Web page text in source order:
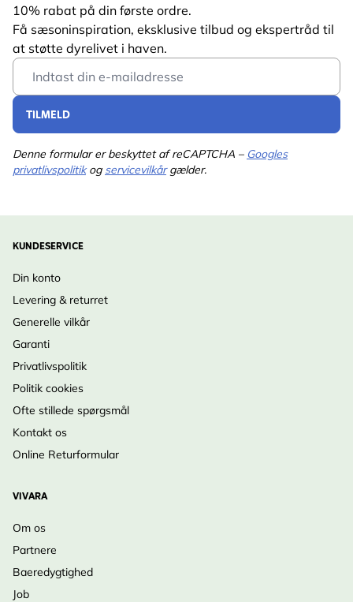
10% rabat på din første ordre.
Få sæsoninspiration, eksklusive tilbud og ekspertråd til
at støtte dyrelivet i haven.
Email Address
TILMELD
Denne formular er beskyttet af reCAPTCHA – Googles
privatlivspolitikog servicevilkårgælder.
KUNDESERVICE
Din konto
Levering & returret
Generelle vilkår
Garanti
Privatlivspolitik
Politik cookies
Ofte stillede spørgsmål
Kontakt os
Online Returformular
VIVARA
Om os
Partnere
Baeredygtighed
Job